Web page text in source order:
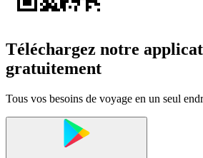
Téléchargez notre
gratuitement
Tous vos besoins de voyage en un seul